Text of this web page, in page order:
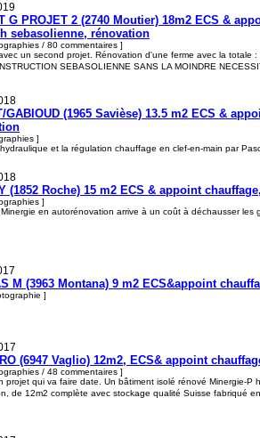
G PROJET 2 (2740 Moutier) 18m2 ECS &
sebasolienne, rénovation
/ 80 commentaires ]
un second projet. Rénovation d'une ferme avec la totale
SEBASOLIENNE SANS LA MOINDRE
GABIOUD (1965 Savièse) 13.5 m2 ECS &
]
et la régulation chauffage en clef-en-main par
(1852 Roche) 15 m2 ECS & appoint
]
en autorénovation arrive à un coût à déchausser
M (3963 Montana) 9 m2 ECS&appoint
]
(6947 Vaglio) 12m2, ECS& appoint
/ 48 commentaires ]
projet qui va faire date. Un bâtiment isolé rénové Minergie-
de 12m2 complète avec stockage qualité Suisse fabriqué